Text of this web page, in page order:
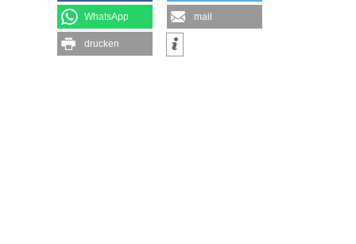
WhatsApp mail
drucken